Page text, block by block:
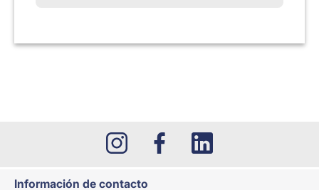
Información de contacto